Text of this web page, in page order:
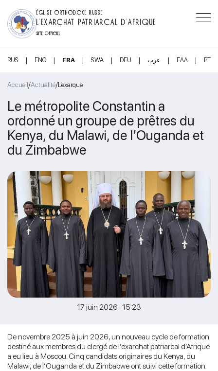
ÉGLISE ORTHODOXE RUSSE
L’EXARCHAT PATRIARCAL D’AFRIQUE
SITE OFFICIEL
RUS | ENG | FRA | SWA | DEU | عرب | ΕΛΛ | PT
Accueil/Actualité/L’exarque
Le métropolite Constantin a
ordonné un groupe de prêtres du
Kenya, du Malawi, de l’Ouganda et
du Zimbabwe
17 juin 2026 15:23
De novembre 2025 à juin 2026, un nouveau cycle de formation
destiné aux membres du clergé de l’exarchat patriarcal d’Afrique
a eu lieu à Moscou. Cinq candidats originaires du Kenya, du
Malawi, de l’Ouganda et du Zimbabwe ont suivi cette formation.